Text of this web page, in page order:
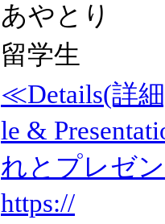
あやとり
留学生
≪Details(詳
le &
れとプレゼ
https://